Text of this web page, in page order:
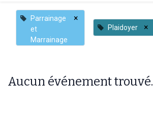
Parrainage
et
Marrainage
×
Plaidoyer ×
Aucun événement trouvé.